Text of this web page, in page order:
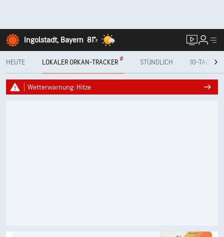
Ingolstadt, Bayern 81°F
HEUTE LOKALER ORKAN-TRACKER STÜNDLICH 10-TAGE
Wetterwarnung: Hitze